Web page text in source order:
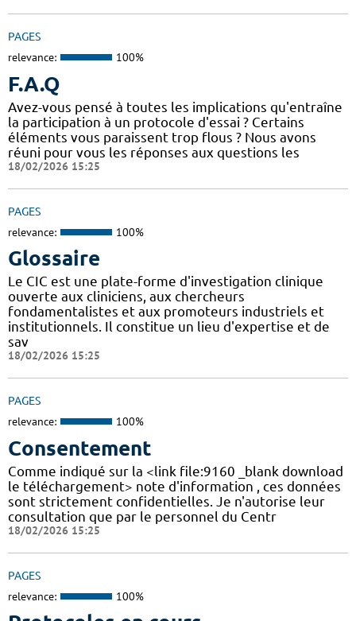
PAGES
relevance: 100%
F.A.Q
Avez-vous pensé à toutes les implications qu'entraîne
la participation à un protocole d'essai ? Certains
éléments vous paraissent trop flous ? Nous avons
réuni pour vous les réponses aux questions les
18/02/2026 15:25
PAGES
relevance: 100%
Glossaire
Le CIC est une plate-forme d'investigation clinique
ouverte aux cliniciens, aux chercheurs
fondamentalistes et aux promoteurs industriels et
institutionnels. Il constitue un lieu d'expertise et de
sav
18/02/2026 15:25
PAGES
relevance: 100%
Consentement
Comme indiqué sur la <link file:9160 _blank download
le téléchargement> note d'information , ces données
sont strictement confidentielles. Je n'autorise leur
consultation que par le personnel du Centr
18/02/2026 15:25
PAGES
relevance: 100%